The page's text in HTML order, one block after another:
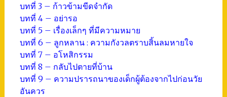
บทที่ 3 – ก้าวข้ามขีดจำกัด
บทที่ 4 – อย่ารอ
บทที่ 5 – เรื่องเล็กๆ ที่มีความหมาย
บทที่ 6 – ลูกหลาน : ความกังวลตราบสิ้นลมหายใจ
บทที่ 7 – อโหสิกรรม
บทที่ 8 – กลับไปตายที่บ้าน
บทที่ 9 – ความปรารถนาของเด็กผู้ต้องจากไปก่อนวัย
อันควร